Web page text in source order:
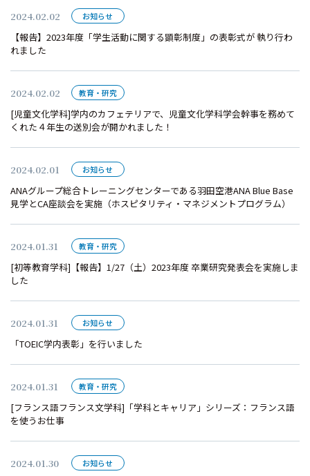
2024.02.02 お知らせ
【報告】2023年度「学生活動に関する顕彰制度」の表彰式が 執り行わ
れました
2024.02.02 教育・研究
[児童文化学科]学内のカフェテリアで、児童文化学科学会幹事を務めて
くれた４年生の送別会が開かれました！
2024.02.01 お知らせ
ANAグループ総合トレーニングセンターである羽田空港ANA Blue Base
見学とCA座談会を実施（ホスピタリティ・マネジメントプログラム）
2024.01.31 教育・研究
[初等教育学科]【報告】1/27（土）2023年度 卒業研究発表会を実施しま
した
2024.01.31 お知らせ
「TOEIC学内表彰」を行いました
2024.01.31 教育・研究
[フランス語フランス文学科]「学科とキャリア」シリーズ：フランス語
を使うお仕事
2024.01.30 お知らせ